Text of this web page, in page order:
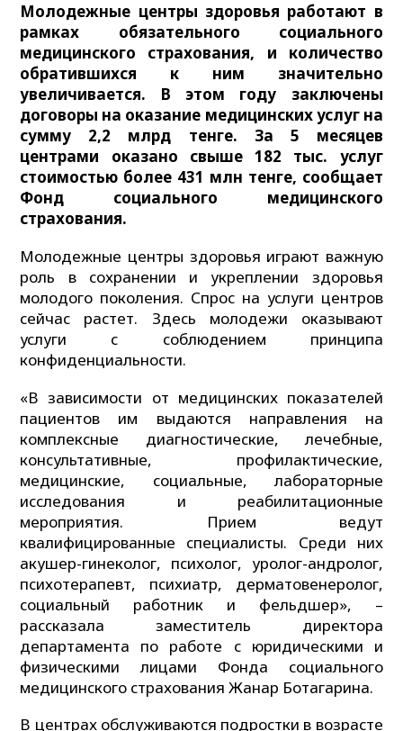
Молодежные центры здоровья работают в
рамках обязательного социального
медицинского страхования, и количество
обратившихся к ним значительно
увеличивается. В этом году заключены
договоры на оказание медицинских услуг на
сумму 2,2 млрд тенге. За 5 месяцев
центрами оказано свыше 182 тыс. услуг
стоимостью более 431 млн тенге, сообщает
Фонд социального медицинского
страхования.
Молодежные центры здоровья играют важную
роль в сохранении и укреплении здоровья
молодого поколения. Спрос на услуги центров
сейчас растет. Здесь молодежи оказывают
услуги с соблюдением принципа
конфиденциальности.
«В зависимости от медицинских показателей
пациентов им выдаются направления на
комплексные диагностические, лечебные,
консультативные, профилактические,
медицинские, социальные, лабораторные
исследования и реабилитационные
мероприятия. Прием ведут
квалифицированные специалисты. Среди них
акушер-гинеколог, психолог, уролог-андролог,
психотерапевт, психиатр, дерматовенеролог,
социальный работник и фельдшер», –
рассказала заместитель директора
департамента по работе с юридическими и
физическими лицами Фонда социального
медицинского страхования Жанар Ботагарина.
В центрах обслуживаются подростки в возрасте